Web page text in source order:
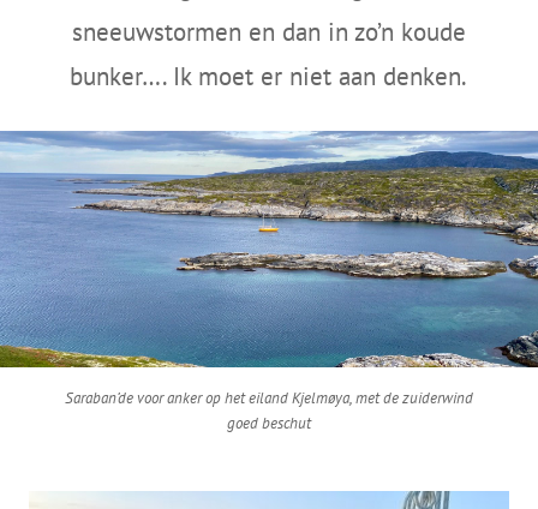
sneeuwstormen en dan in zo’n koude
bunker…. Ik moet er niet aan denken.
Saraban’de voor anker op het eiland Kjelmøya, met de zuiderwind
goed beschut